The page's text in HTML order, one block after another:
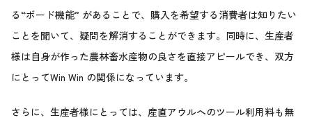
る“ボード機能” があることで、購入を希望する消費者は知りたい
ことを聞いて、疑問を解消することができます。同時に、生産者
様は自身が作った農林畜水産物の良さを直接アピールでき、双方
にとってWin Win の関係になっています。
さらに、生産者様にとっては、産直アウルへのツール利用料も無